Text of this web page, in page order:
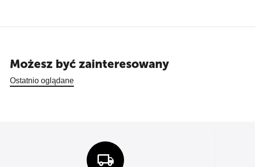
Możesz być zainteresowany
Ostatnio oglądane